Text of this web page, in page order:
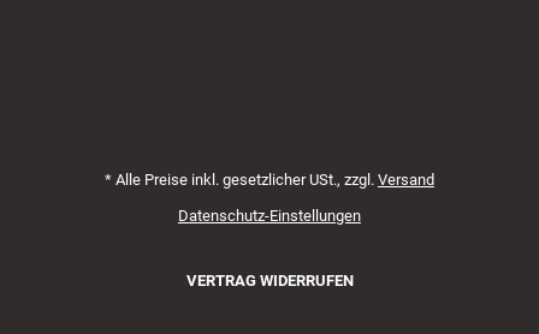
* Alle Preise inkl. gesetzlicher USt., zzgl. Versand
Datenschutz-Einstellungen
VERTRAG WIDERRUFEN